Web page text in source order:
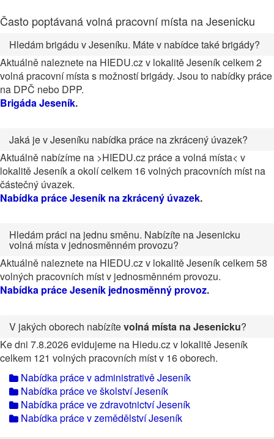
Často poptávaná volná pracovní místa na Jesenicku
Hledám brigádu v Jeseníku. Máte v nabídce také brigády?
Aktuálně naleznete na HIEDU.cz v lokalitě Jeseník celkem 2
volná pracovní místa s možností brigády. Jsou to nabídky práce
na DPČ nebo DPP.
Brigáda Jeseník.
Jaká je v Jeseníku nabídka práce na zkrácený úvazek?
Aktuálně nabízíme na >HIEDU.cz práce a volná místa< v
lokalitě Jeseník a okolí celkem 16 volných pracovních míst na
částečný úvazek.
Nabídka práce Jeseník na zkrácený úvazek.
Hledám práci na jednu směnu. Nabízíte na Jesenicku
volná místa v jednosměnném provozu?
Aktuálně naleznete na HIEDU.cz v lokalitě Jeseník celkem 58
volných pracovních míst v jednosměnném provozu.
Nabídka práce Jeseník jednosměnný provoz.
V jakých oborech nabízítevolná místa na Jesenicku?
Ke dni 7.8.2026 evidujeme na Hiedu.cz v lokalitě Jeseník
celkem 121 volných pracovních míst v 16 oborech.
Nabídka práce v administrativě Jeseník
Nabídka práce ve školství Jeseník
Nabídka práce ve zdravotnictví Jeseník
Nabídka práce v zemědělství Jeseník